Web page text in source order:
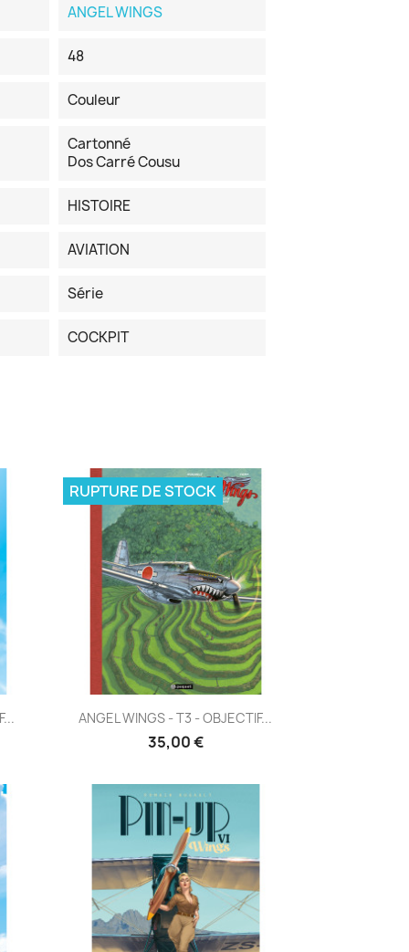
ANGEL WINGS
48
Couleur
Cartonné
Dos Carré Cousu
HISTOIRE
AVIATION
Série
COCKPIT
Aperçu rapide
ANGEL WINGS - T3 - OBJECTIF...
35,00 €
RUPTURE DE STOCK